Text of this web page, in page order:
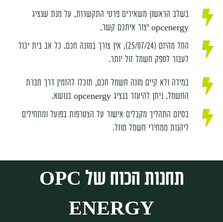
בשלב הראשון משאירים פרטי התקשרות, על מנת שנציג
opcenergy יצור איתכם קשר.
החל מהיום (25/07/24), אין צורך במונה חכם. כל אב בית יכול
לעבור לספק חשמל זול יותר.
במידה ולא קיים מונה חשמל חכם, תוכלו להזמין דרך חברת
החשמל. ניתן להיעזר בנציג opcenergy בנושא.
בסיום התהליך מקבלים אישור על הצטרפות בפועל ומתחילים
ליהנות ממחירי חשמל מוזל.
תחנות הכוח של OPC
ENERGY